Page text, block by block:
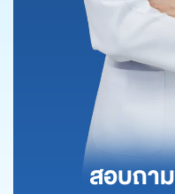
สอบถา